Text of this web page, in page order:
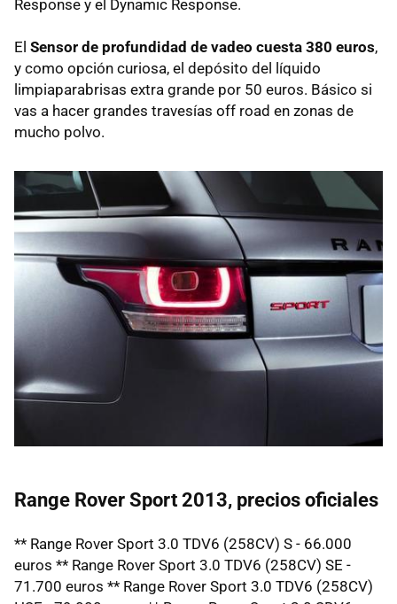
Response y el Dynamic Response.
El Sensor de profundidad de vadeo cuesta 380 euros,
y como opción curiosa, el depósito del líquido
limpiaparabrisas extra grande por 50 euros. Básico si
vas a hacer grandes travesías off road en zonas de
mucho polvo.
Range Rover Sport 2013, precios oficiales
** Range Rover Sport 3.0 TDV6 (258CV) S - 66.000
euros ** Range Rover Sport 3.0 TDV6 (258CV) SE -
71.700 euros ** Range Rover Sport 3.0 TDV6 (258CV)